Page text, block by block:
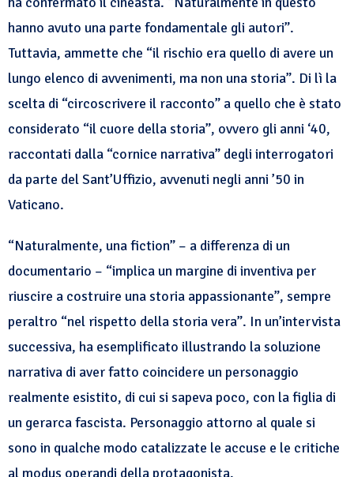
hanno avuto una parte fondamentale gli autori”.
Tuttavia, ammette che “il rischio era quello di avere un
lungo elenco di avvenimenti, ma non una storia”. Di lì la
scelta di “circoscrivere il racconto” a quello che è stato
considerato “il cuore della storia”, ovvero gli anni ‘40,
raccontati dalla “cornice narrativa” degli interrogatori
da parte del Sant’Uffizio, avvenuti negli anni ’50 in
Vaticano.
“Naturalmente, una fiction” – a differenza di un
documentario – “implica un margine di inventiva per
riuscire a costruire una storia appassionante”, sempre
peraltro “nel rispetto della storia vera”. In un’intervista
successiva, ha esemplificato illustrando la soluzione
narrativa di aver fatto coincidere un personaggio
realmente esistito, di cui si sapeva poco, con la figlia di
un gerarca fascista. Personaggio attorno al quale si
sono in qualche modo catalizzate le accuse e le critiche
al modus operandi della protagonista.